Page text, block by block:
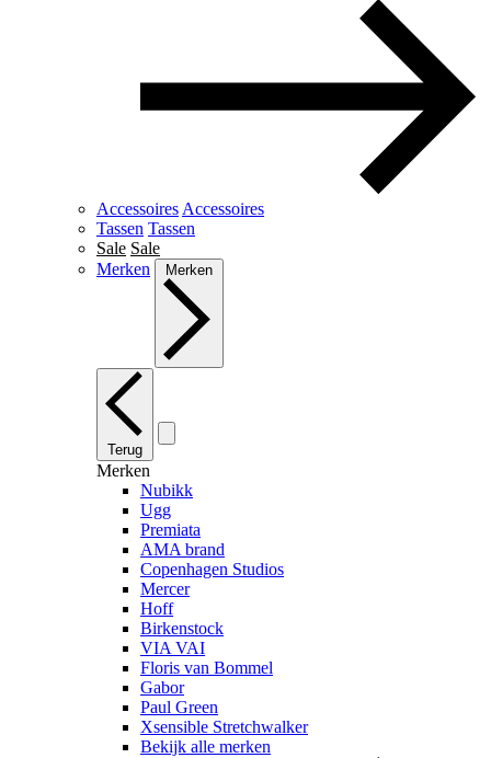
Accessoires Accessoires
Tassen Tassen
Sale Sale
Merken
Merken
Terug
Merken
Nubikk
Ugg
Premiata
AMA brand
Copenhagen Studios
Mercer
Hoff
Birkenstock
VIA VAI
Floris van Bommel
Gabor
Paul Green
Xsensible Stretchwalker
Bekijk alle merken